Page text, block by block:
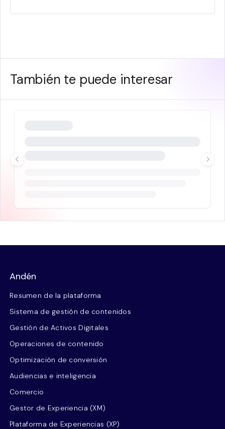
También te puede interesar
Andén
Resumen de la plataforma
Sistema de gestión de contenidos
Gestión de Activos Digitales
Operaciones de contenido
Optimización de conversión
Audiencias e inteligencia
Comercio
Gestor de Experiencia (XM)
Plataforma de Experiencias (XP)